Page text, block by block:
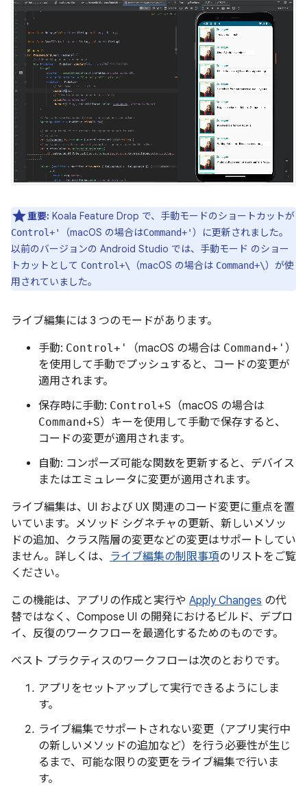
重要: Koala Feature Drop で、手動モードのショートカットが
Control+' （macOS の場合はCommand+'）に更新されました。
以前のバージョンの Android Studio では、手動モード のショー
トカットとして Control+\ （macOS の場合は Command+\）が使
用されていました。
ライブ編集には 3 つのモードがあります。
手動: Control+' （macOS の場合は Command+' ）
を使用して手動でプッシュすると、コードの変更が
適用されます。
保存時に手動: Control+S （macOS の場合は
Command+S）キーを使用して手動で保存すると、
コードの変更が適用されます。
自動: コンポーズ可能な関数を更新すると、デバイス
またはエミュレータに変更が適用されます。
ライブ編集は、UI および UX 関連のコード変更に重点を置
いています。メソッド シグネチャの更新、新しいメソッ
ドの追加、クラス階層の変更などの変更はサポートしてい
ません。詳しくは、 ライブ編集の制限事項のリストをご覧
ください。
この機能は、アプリの作成と実行や Apply Changes の代
替ではなく、Compose UI の開発におけるビルド、デプロ
イ、反復のワークフローを最適化するためのものです。
ベスト プラクティスのワークフローは次のとおりです。
アプリをセットアップして実行できるようにしま
す。
ライブ編集でサポートされない変更（アプリ実行中
の新しいメソッドの追加など）を行う必要性が生じ
るまで、可能な限りの変更をライブ編集で行いま
す。